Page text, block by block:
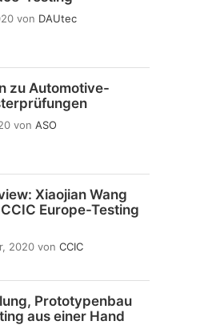
von DAUtec
zu Automotive-
von ASO
Xiaojian Wang
Europe-Testing
2020 von CCIC
Prototypenbau
aus einer Hand